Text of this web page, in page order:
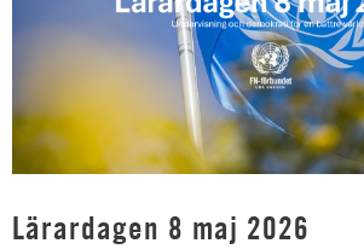
Lärardagen 8 maj 2026